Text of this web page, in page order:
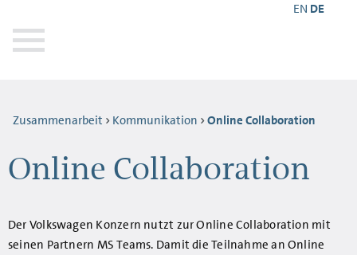
EN DE
Zusammenarbeit Kommunikation Online Collaboration
Online Collaboration
Der Volkswagen Konzern nutzt zur Online Collaboration mit
seinen Partnern MS Teams. Damit die Teilnahme an Online